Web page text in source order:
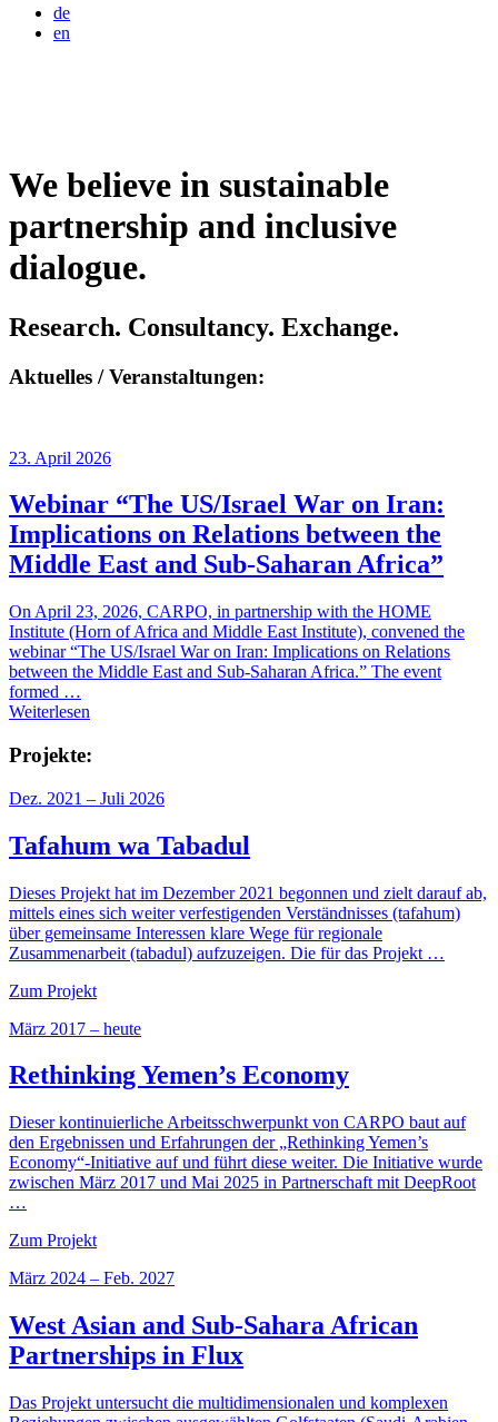
de
en
We believe in sustainable
partnership and inclusive
dialogue.
Research. Consultancy. Exchange.
Aktuelles / Veranstaltungen:
23. April 2026
Webinar “The US/Israel War on Iran:
Implications on Relations between the
Middle East and Sub-Saharan Africa”
On April 23, 2026, CARPO, in partnership with the HOME
Institute (Horn of Africa and Middle East Institute), convened the
webinar “The US/Israel War on Iran: Implications on Relations
between the Middle East and Sub-Saharan Africa.” The event
formed …
Weiterlesen
Projekte:
Dez. 2021 – Juli 2026
Tafahum wa Tabadul
Dieses Projekt hat im Dezember 2021 begonnen und zielt darauf ab,
mittels eines sich weiter verfestigenden Verständnisses (tafahum)
über gemeinsame Interessen klare Wege für regionale
Zusammenarbeit (tabadul) aufzuzeigen. Die für das Projekt …
Zum Projekt
März 2017 – heute
Rethinking Yemen’s Economy
Dieser kontinuierliche Arbeitsschwerpunkt von CARPO baut auf
den Ergebnissen und Erfahrungen der „Rethinking Yemen’s
Economy“-Initiative auf und führt diese weiter. Die Initiative wurde
zwischen März 2017 und Mai 2025 in Partnerschaft mit DeepRoot
…
Zum Projekt
März 2024 – Feb. 2027
West Asian and Sub-Sahara African
Partnerships in Flux
Das Projekt untersucht die multidimensionalen und komplexen